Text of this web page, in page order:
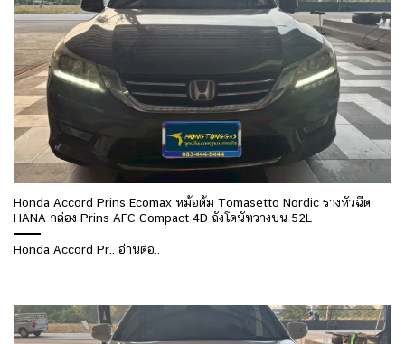
Honda Accord Prins Ecomax หม้อต้ม Tomasetto Nordic รางหัวฉีด
HANA กล่อง Prins AFC Compact 4D ถังโดนัทวางบน 52L
Honda Accord Pr.. อ่านต่อ..